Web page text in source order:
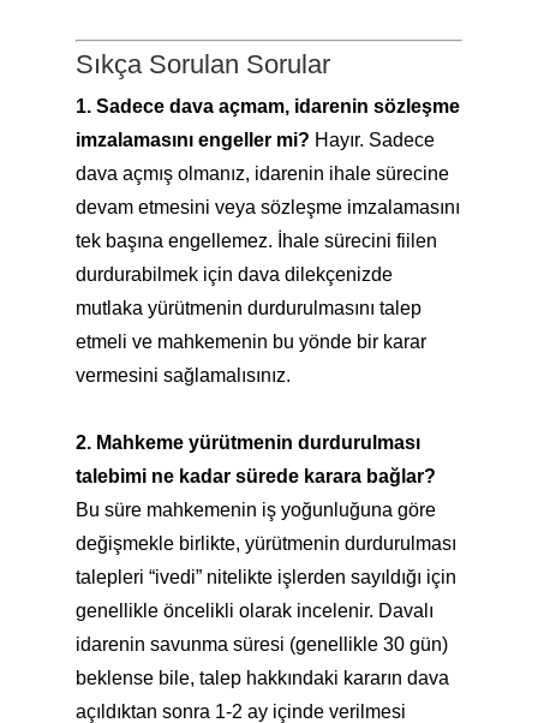
Sıkça Sorulan Sorular
1. Sadece dava açmam, idarenin sözleşme
imzalamasını engeller mi? Hayır. Sadece
dava açmış olmanız, idarenin ihale sürecine
devam etmesini veya sözleşme imzalamasını
tek başına engellemez. İhale sürecini fiilen
durdurabilmek için dava dilekçenizde
mutlaka yürütmenin durdurulmasını talep
etmeli ve mahkemenin bu yönde bir karar
vermesini sağlamalısınız.
2. Mahkeme yürütmenin durdurulması
talebimi ne kadar sürede karara bağlar?
Bu süre mahkemenin iş yoğunluğuna göre
değişmekle birlikte, yürütmenin durdurulması
talepleri “ivedi” nitelikte işlerden sayıldığı için
genellikle öncelikli olarak incelenir. Davalı
idarenin savunma süresi (genellikle 30 gün)
beklense bile, talep hakkındaki kararın dava
açıldıktan sonra 1-2 ay içinde verilmesi